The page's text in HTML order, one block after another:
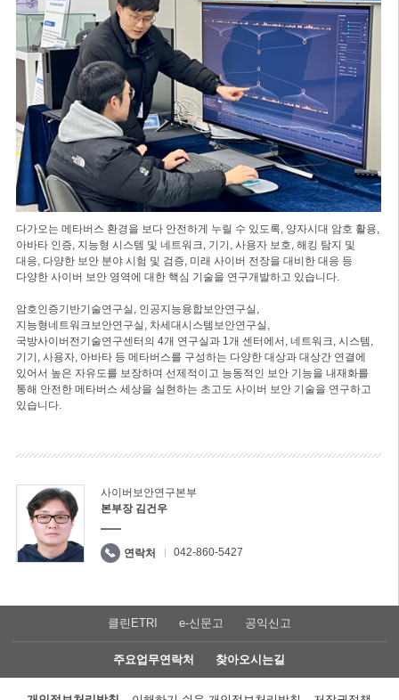
다가오는 메타버스 환경을 보다 안전하게 누릴 수 있도록, 양자시대 암호 활용,
아바타 인증, 지능형 시스템 및 네트워크, 기기, 사용자 보호, 해킹 탐지 및
대응, 다양한 보안 분야 시험 및 검증, 미래 사이버 전장을 대비한 대응 등
다양한 사이버 보안 영역에 대한 핵심 기술을 연구개발하고 있습니다.
암호인증기반기술연구실, 인공지능융합보안연구실,
지능형네트워크보안연구실, 차세대시스템보안연구실,
국방사이버전기술연구센터의 4개 연구실과 1개 센터에서, 네트워크, 시스템,
기기, 사용자, 아바타 등 메타버스를 구성하는 다양한 대상과 대상간 연결에
있어서 높은 자유도를 보장하며 선제적이고 능동적인 보안 기능을 내재화를
통해 안전한 메타버스 세상을 실현하는 초고도 사이버 보안 기술을 연구하고
있습니다.
사이버보안연구본부
본부장 김건우
연락처 042-860-5427
클린ETRI e-신문고 공익신고
주요업무연락처 찾아오시는길